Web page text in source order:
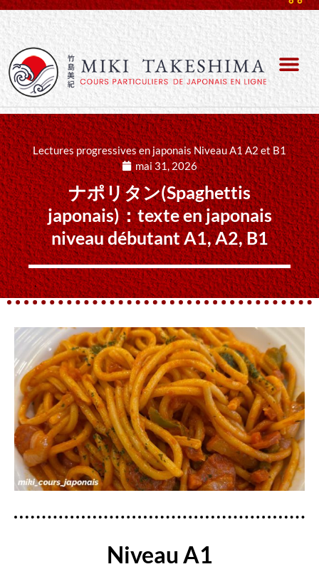
Lectures progressives en japonais Niveau A1 A2 et B1
mai 31, 2026
ナポリタン(Spaghettis
japonais)：texte en japonais
niveau débutant A1, A2, B1
Niveau A1